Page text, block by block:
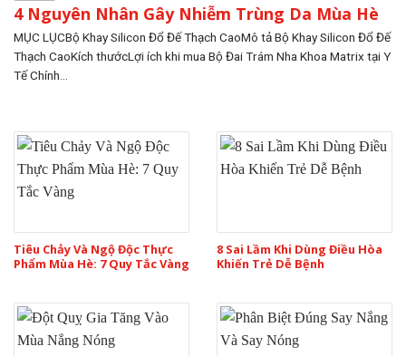
4 Nguyên Nhân Gây Nhiễm Trùng Da Mùa Hè
MỤC LỤCBộ Khay Silicon Đổ Đế Thạch CaoMô tả Bộ Khay Silicon Đổ Đế
Thạch CaoKích thướcLợi ích khi mua Bộ Đai Trám Nha Khoa Matrix tại Y
Tế Chính...
Tiêu Chảy Và Ngộ Độc Thực
Phẩm Mùa Hè: 7 Quy Tắc Vàng
8 Sai Lầm Khi Dùng Điều Hòa
Khiến Trẻ Dễ Bệnh